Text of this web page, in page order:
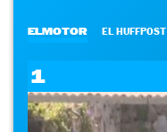
ELMOTOR EL HUFFPOST
1